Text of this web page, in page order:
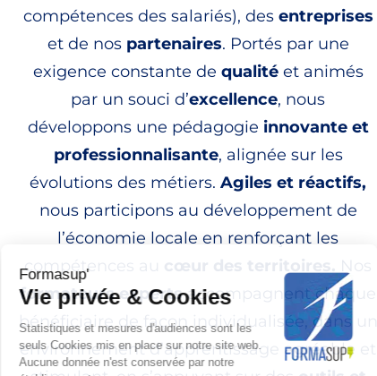
compétences des salariés), des entreprises
et de nos partenaires. Portés par une
exigence constante de qualitéet animés
par un souci d’excellence, nous
développons une pédagogie innovante et
professionnalisante, alignée sur les
évolutions des métiers.Agiles et réactifs,
nous participons au développement de
l’économie locale en renforçant les
compétences au cœur des territoires. Nos
formateurs expertsaccompagnent chaque
bénéficiaire de façon individualisée, dans un
environnement d’apprentissage agréable et